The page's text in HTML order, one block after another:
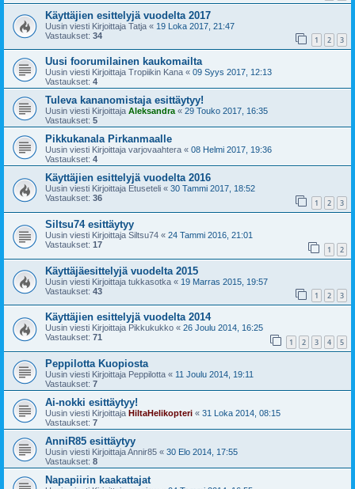
Käyttäjien esittelyjä vuodelta 2017
Uusin viesti Kirjoittaja Tatja « 19 Loka 2017, 21:47
Vastaukset: 34 1 2 3
Uusi foorumilainen kaukomailta
Uusin viesti Kirjoittaja Tropiikin Kana « 09 Syys 2017, 12:13
Vastaukset: 4
Tuleva kananomistaja esittäytyy!
Uusin viesti Kirjoittaja Aleksandra« 29 Touko 2017, 16:35
Vastaukset: 5
Pikkukanala Pirkanmaalle
Uusin viesti Kirjoittaja varjovaahtera « 08 Helmi 2017, 19:36
Vastaukset: 4
Käyttäjien esittelyjä vuodelta 2016
Uusin viesti Kirjoittaja Etuseteli « 30 Tammi 2017, 18:52
Vastaukset: 36 1 2 3
Siltsu74 esittäytyy
Uusin viesti Kirjoittaja Siltsu74 « 24 Tammi 2016, 21:01
Vastaukset: 17 1 2
Käyttäjäesittelyjä vuodelta 2015
Uusin viesti Kirjoittaja tukkasotka « 19 Marras 2015, 19:57
Vastaukset: 43 1 2 3
Käyttäjien esittelyjä vuodelta 2014
Uusin viesti Kirjoittaja Pikkukukko « 26 Joulu 2014, 16:25
Vastaukset: 71 1 2 3 4 5
Peppilotta Kuopiosta
Uusin viesti Kirjoittaja Peppilotta « 11 Joulu 2014, 19:11
Vastaukset: 7
Ai-nokki esittäytyy!
Uusin viesti Kirjoittaja HiltaHelikopteri « 31 Loka 2014, 08:15
Vastaukset: 7
AnniR85 esittäytyy
Uusin viesti KirjoittajaAnnir85 « 30 Elo 2014, 17:55
Vastaukset: 8
Napapiirin kaakattajat